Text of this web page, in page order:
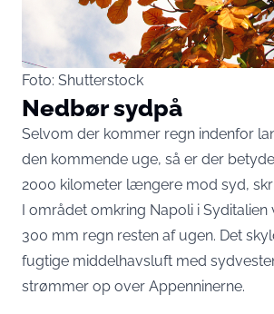
Foto: Shutterstock
Nedbør sydpå
Selvom der kommer regn indenfor
den kommende uge, så er der
2000 kilometer længere mod syd,
I området omkring Napoli i Syditalien
300 mm regn resten af ugen. Det
fugtige middelhavsluft med
strømmer op over Appenninerne.